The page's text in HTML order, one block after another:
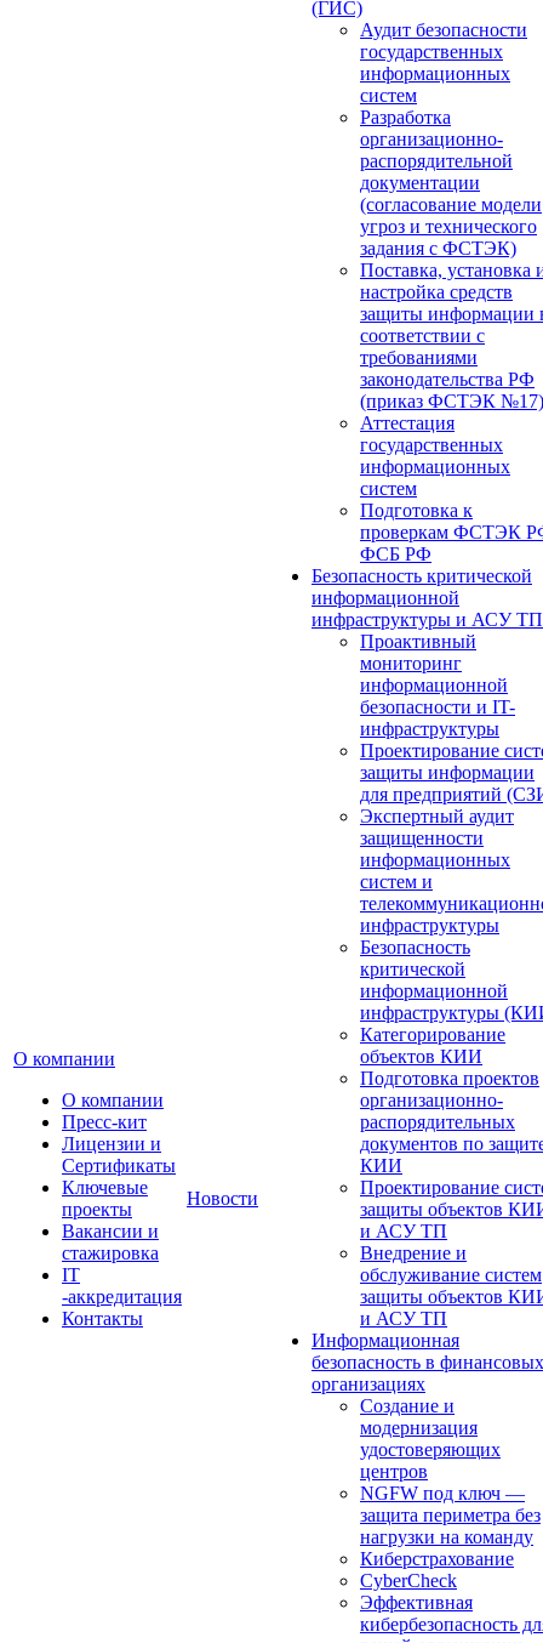
О компании
О компании
Пресс-кит
Лицензии и
Сертификаты
Ключевые
проекты
Вакансии и
стажировка
IT
-аккредитация
Контакты
Новости
(ГИС)
Аудит безопасности
государственных
информационных
систем
Разработка
организационно-
распорядительной
документации
(согласование модели
угроз и технического
задания с ФСТЭК)
Поставка, установка
настройка средств
защиты информации
соответствии с
требованиями
законодательства РФ
(приказ ФСТЭК №17)
Аттестация
государственных
информационных
систем
Подготовка к
проверкам ФСТЭК
ФСБ РФ
Безопасность критической
информационной
инфраструктуры и АСУ ТП
Проактивный
мониторинг
информационной
безопасности и IT-
инфраструктуры
Проектирование
защиты информации
для предприятий
Экспертный аудит
защищенности
информационных
систем и
инфраструктуры
Безопасность
критической
информационной
инфраструктуры
Категорирование
объектов КИИ
Подготовка проектов
организационно-
распорядительных
документов по
КИИ
Проектирование
защиты объектов
и АСУ ТП
Внедрение и
обслуживание систем
защиты объектов
и АСУ ТП
Информационная
безопасность в финансовых
организациях
Создание и
модернизация
удостоверяющих
центров
NGFW под ключ —
защита периметра без
нагрузки на команду
Киберстрахование
CyberCheck
Эффективная
кибербезопасность